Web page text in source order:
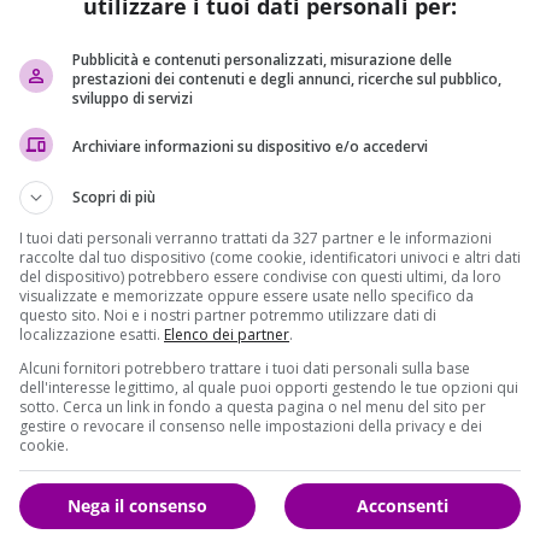
Carabinieri di aver sentito il racconto diuna anziana
da Giuseppe Guerinoni
dal brogliaccio, gli stessi Carabinieri hanno ritenuto di
potrebbe quindi confermare l’innocenza
innocente, qualora, il probabile fratellastro fosse
la colpevolezza di Bossetti.
Quarto Gradonella puntata andata in onda il 9 giugno
non ha rilevanza: “Mio figlio è stato incastrato. È
che si terrà a Bergamo il 30 giugno. La donna,
sostenere l’innocenza dell’uomo, dichiarando: “Massimo
con la moglie che ha possa andare con una ragazzina?”,
di Massimo per coprire le proprie assenze in
Arzuffi – se le ha dette erano a fin di bene. Dove
dal lavoro per fare mezza giornata da un’altra
contro il figlio, ha rivelato: “Non aveva nemici, non
“.
Pubblicità e contenuti personalizzati, misurazione delle
prestazioni dei contenuti e degli annunci, ricerche sul pubblico,
sviluppo di servizi
Archiviare informazioni su dispositivo e/o accedervi
Scopri di più
I tuoi dati personali verranno trattati da 327 partner e le informazioni
raccolte dal tuo dispositivo (come cookie, identificatori univoci e altri dati
del dispositivo) potrebbero essere condivise con questi ultimi, da loro
visualizzate e memorizzate oppure essere usate nello specifico da
questo sito. Noi e i nostri partner potremmo utilizzare dati di
localizzazione esatti. Elenco dei partner.
Alcuni fornitori potrebbero trattare i tuoi dati personali sulla base
dell'interesse legittimo, al quale puoi opporti gestendo le tue opzioni qui
sotto. Cerca un link in fondo a questa pagina o nel menu del sito per
gestire o revocare il consenso nelle impostazioni della privacy e dei
cookie.
Acconsenti
Nega il consenso